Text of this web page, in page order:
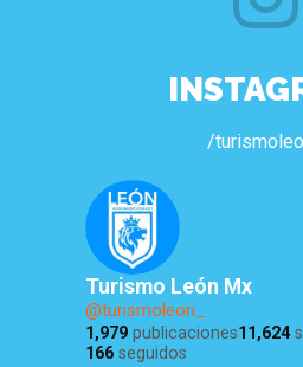
/
Turismo León Mx
@turismoleon_
1,979 publicaciones11,624
166 seguidos